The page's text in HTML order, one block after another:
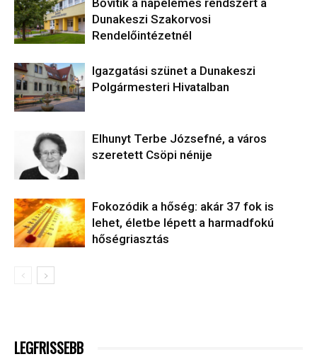
Bővítik a napelemes rendszert a
Dunakeszi Szakorvosi
Rendelőintézetnél
Igazgatási szünet a Dunakeszi
Polgármesteri Hivatalban
Elhunyt Terbe Józsefné, a város
szeretett Csöpi nénije
Fokozódik a hőség: akár 37 fok is
lehet, életbe lépett a harmadfokú
hőségriasztás
LEGFRISSEBB